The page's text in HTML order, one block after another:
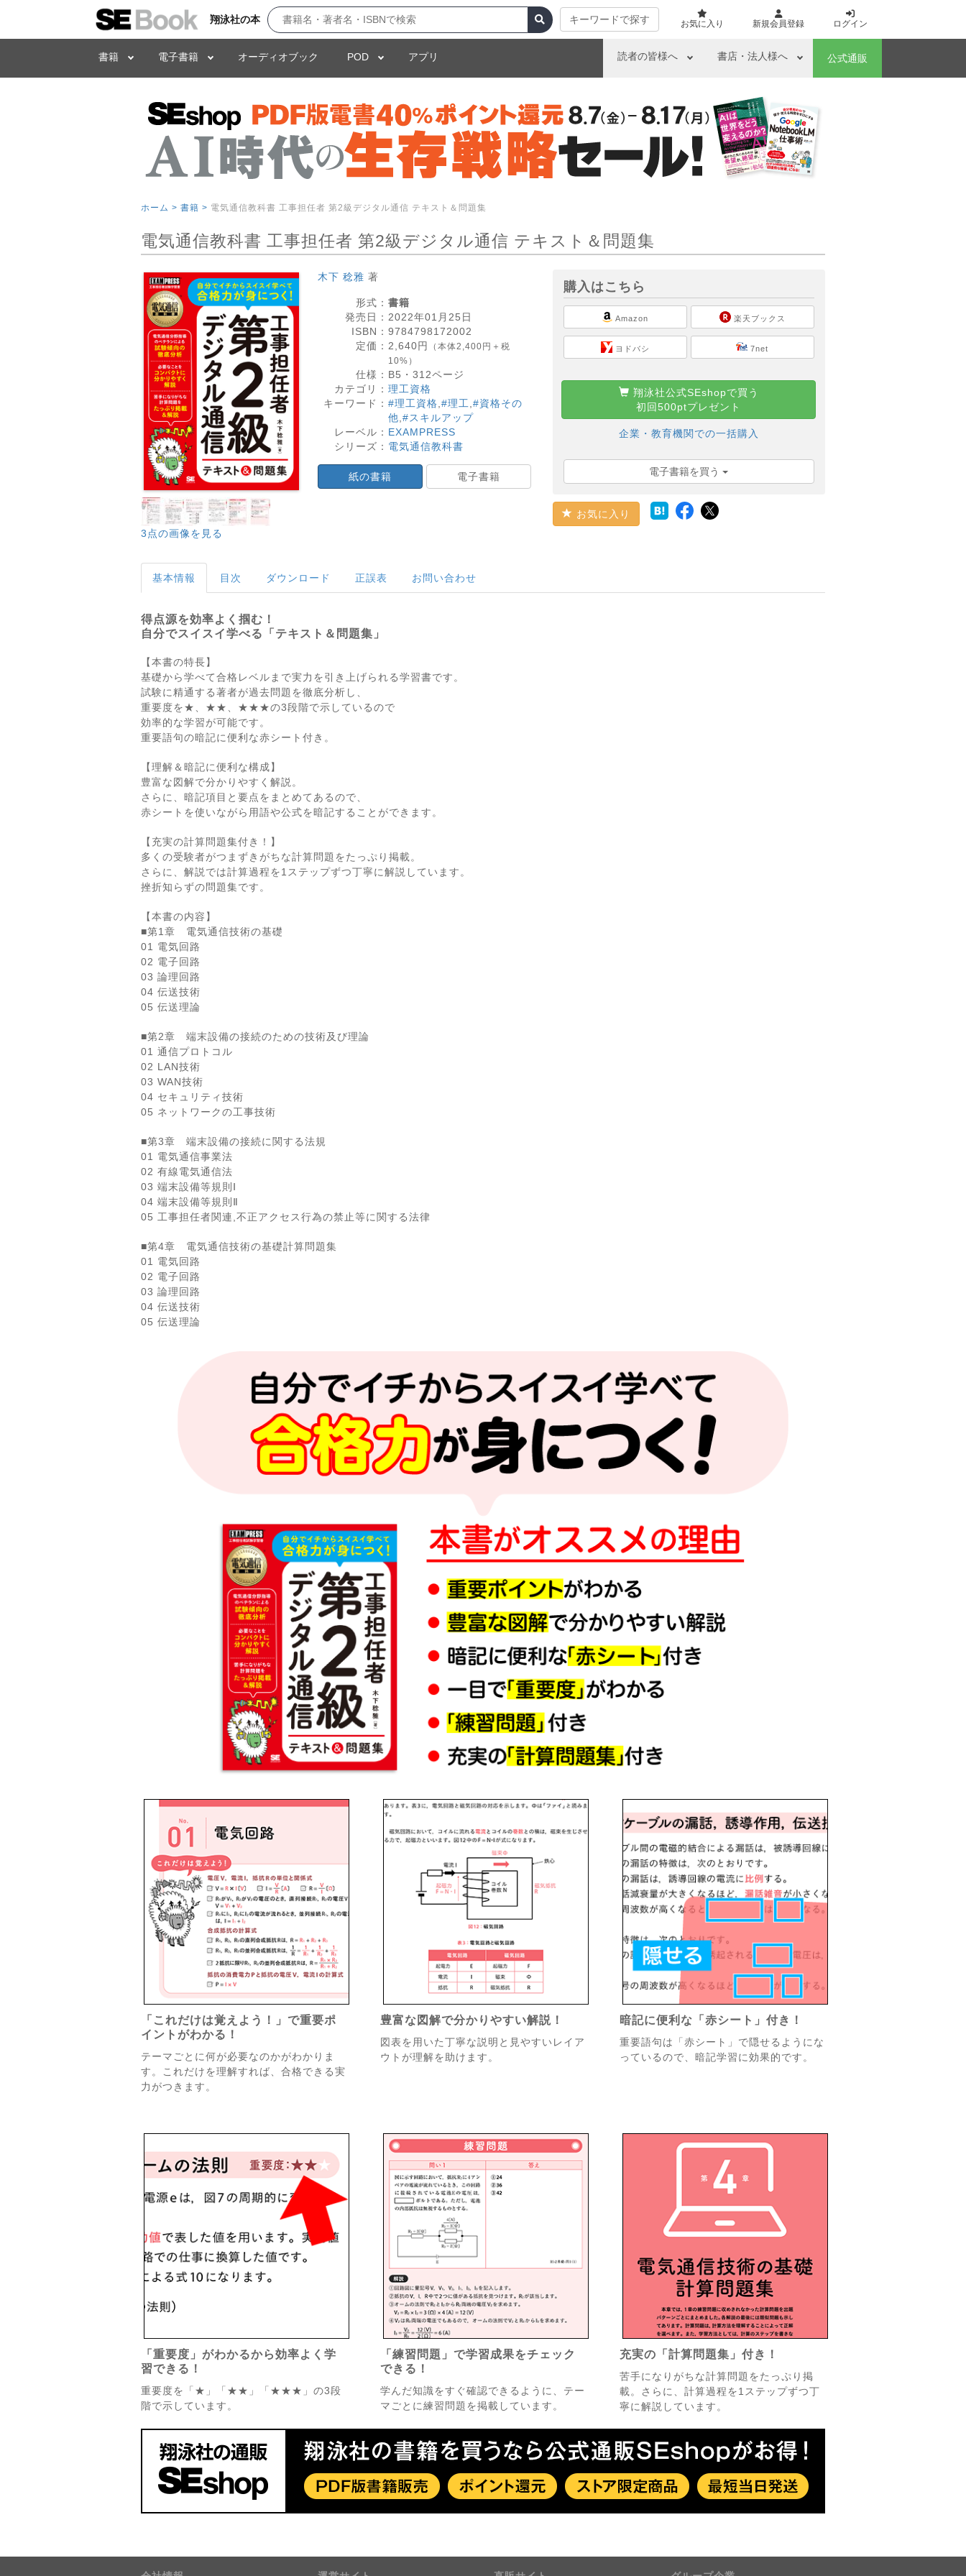
翔泳社の本 キーワードで探す お気に入り 新規会員登録 ログイン
書籍 電子書籍 オーディオブック POD アプリ 読者の皆様へ 書店・法人様へ 公式通販
ホーム > 書籍 > 電気通信教科書 工事担任者 第2級デジタル通信 テキスト＆問題集
電気通信教科書 工事担任者 第2級デジタル通信 テキスト＆問題集
3点の画像を見る
木下 稔雅 著
形式： 書籍
発売日： 2022年01月25日
ISBN： 9784798172002
定価： 2,640円
（本体2,400円＋税
10%）
仕様： B5・ 312ページ
カテゴリ： 理工資格
キーワード： #理工資格 #理工 #資格その
他 #スキルアップ
レーベル： EXAMPRESS
シリーズ： 電気通信教科書
紙の書籍 電子書籍
購入はこちら
Amazon
ヨドバシ
楽天ブックス
7net
翔泳社公式SEshopで買う
初回500ptプレゼント
企業・教育機関での一括購入
電子書籍を買う
お気に入り
基本情報 目次 ダウンロード 正誤表 お問い合わせ
得点源を効率よく掴む！
自分でスイスイ学べる「テキスト＆問題集」
【本書の特長】
基礎から学べて合格レベルまで実力を引き上げられる学習書です。
試験に精通する著者が過去問題を徹底分析し、
重要度を★、★★、★★★の3段階で示しているので
効率的な学習が可能です。
重要語句の暗記に便利な赤シート付き。
【理解＆暗記に便利な構成】
豊富な図解で分かりやすく解説。
さらに、暗記項目と要点をまとめてあるので、
赤シートを使いながら用語や公式を暗記することができます。
【充実の計算問題集付き！】
多くの受験者がつまずきがちな計算問題をたっぷり掲載。
さらに、解説では計算過程を1ステップずつ丁寧に解説しています。
挫折知らずの問題集です。
【本書の内容】
■第1章 電気通信技術の基礎
01 電気回路
02 電子回路
03 論理回路
04 伝送技術
05 伝送理論
■第2章 端末設備の接続のための技術及び理論
01 通信プロトコル
02 LAN技術
03 WAN技術
04 セキュリティ技術
05 ネットワークの工事技術
■第3章 端末設備の接続に関する法規
01 電気通信事業法
02 有線電気通信法
03 端末設備等規則Ⅰ
04 端末設備等規則Ⅱ
05 工事担任者関連,不正アクセス行為の禁止等に関する法律
■第4章 電気通信技術の基礎計算問題集
01 電気回路
02 電子回路
03 論理回路
04 伝送技術
05 伝送理論
「これだけは覚えよう！」で重要ポ
イントがわかる！
テーマごとに何が必要なのかがわかりま
す。これだけを理解すれば、合格できる実
力がつきます。
豊富な図解で分かりやすい解説！
図表を用いた丁寧な説明と見やすいレイア
ウトが理解を助けます。
暗記に便利な「赤シート」付き！
重要語句は「赤シート」で隠せるようにな
っているので、暗記学習に効果的です。
「重要度」がわかるから効率よく学
習できる！
重要度を「★」「★★」「★★★」の3段
階で示しています。
「練習問題」で学習成果をチェック
できる！
学んだ知識をすぐ確認できるように、テー
マごとに練習問題を掲載しています。
充実の「計算問題集」付き！
苦手になりがちな計算問題をたっぷり掲
載。さらに、計算過程を1ステップずつ丁
寧に解説しています。